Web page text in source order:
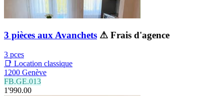
3 pièces aux Avanchets ⚠ Frais d'agence
3 pces
📑 Location classique
1200 Genève
FB.GE.013
1'990.00